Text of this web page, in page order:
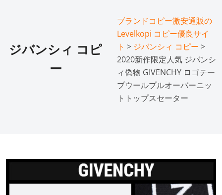
ジバンシィ コピ
ー
ブランドコピー激安通販の
Levelkopi コピー優良サイ
ト > ジバンシィ コピー >
2020新作限定人気 ジバンシ
ィ偽物 GIVENCHY ロゴテー
プウールプルオーバーニッ
トトップスセーター